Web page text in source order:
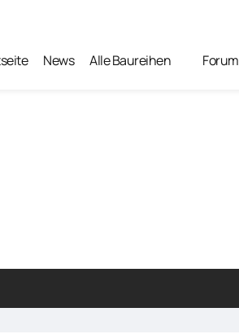
News Alle Baureihen Forum